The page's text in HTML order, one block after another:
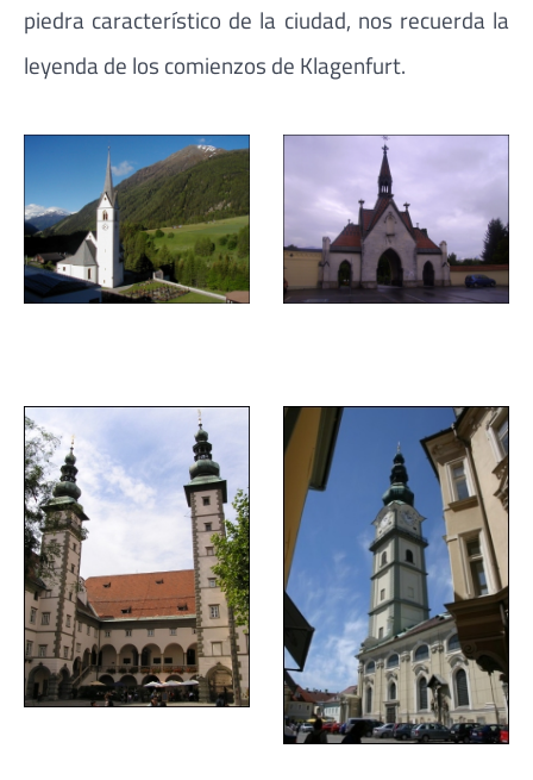
piedra característico de la ciudad, nos recuerda la
leyenda de los comienzos de Klagenfurt.